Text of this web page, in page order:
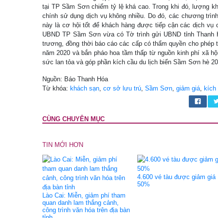
tại TP Sầm Sơn chiếm tỷ lệ khá cao. Trong khi đó, lượng
chính sử dụng dịch vụ không nhiều. Do đó, các chương
này là cơ hội tốt để khách hàng được tiếp cận các dịch
UBND TP Sầm Sơn vừa có Tờ trình gửi UBND tỉnh Thanh
trương, đồng thời báo cáo các cấp có thẩm quyền cho phép
năm 2020 và bắn pháo hoa tầm thấp từ nguồn kinh phí xã
sức lan tỏa và góp phần kích cầu du lịch biển Sầm Sơn hè
Nguồn: Báo Thanh Hóa
Từ khóa: khách sạn, cơ sở lưu trú, Sầm Sơn, giảm giá, kích
CÙNG CHUYÊN MỤC
TIN MỚI HƠN
Lào Cai: Miễn, giảm phí tham
quan danh lam thắng cảnh,
công trình văn hóa trên địa bàn
4.600 vé tàu được giảm giá
50%